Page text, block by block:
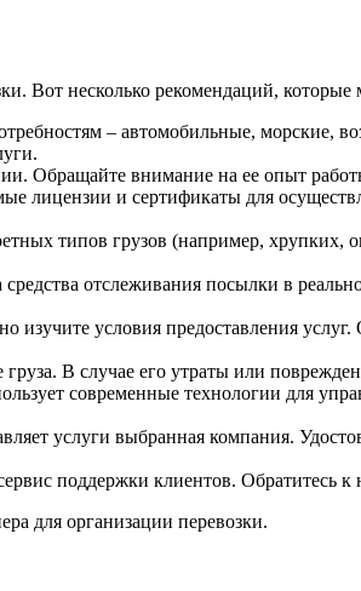
Вот несколько рекомендаций,
– автомобильные,
Обращайте внимание на ее опыт
лицензии и сертификаты для
типов грузов (например,
отслеживания посылки в
условия предоставления
груза. В случае его утраты или
современные технологии для
услуги выбранная компания.
поддержки клиентов. Обратитесь
для организации перевозки.